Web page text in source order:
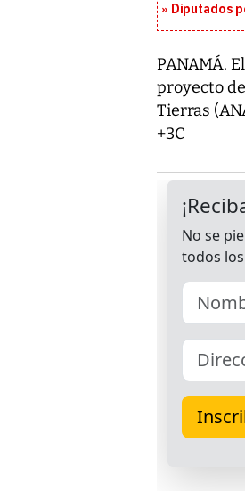
Diputados
PANAMÁ.
proyecto
Tierras
+3C